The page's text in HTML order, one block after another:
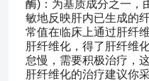
酶)：为基质成分之一，
敏地反映肝内已生成的
常值在临床上通过肝纤
肝纤维化，得了肝纤维
怠慢，需要积极治疗，
肝纤维化的治疗建议你